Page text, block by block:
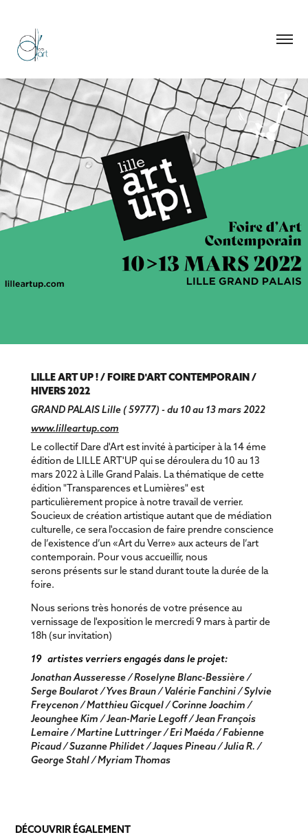
LILLE ART UP ! / FOIRE D'ART CONTEMPORAIN /
HIVERS 2022
GRAND PALAIS Lille ( 59777) - du 10 au 13 mars 2022
www.lilleartup.com
Le collectif Dare d'Art est invité à participer à la 14 éme
édition de LILLE ART'UP qui se déroulera du 10 au 13
mars 2022 à Lille Grand Palais. La thématique de cette
édition "Transparences et Lumières" est
particulièrement propice à notre travail de verrier.
Soucieux de création artistique autant que de médiation
culturelle, ce sera l'occasion de faire prendre conscience
de l’existence d’un «Art du Verre» aux acteurs de l’art
contemporain. Pour vous accueillir, nous
serons présents sur le stand durant toute la durée de la
foire.
Nous serions très honorés de votre présence au
vernissage de l'exposition le mercredi 9 mars à partir de
18h (sur invitation)
19 artistes verriers engagés dans le projet:
Jonathan Ausseresse / Roselyne Blanc-Bessière /
Serge Boularot / Yves Braun / Valérie Fanchini / Sylvie
Freycenon / Matthieu Gicquel / Corinne Joachim /
Jeounghee Kim / Jean-Marie Legoff / Jean François
Lemaire / Martine Luttringer / Eri Maéda / Fabienne
Picaud / Suzanne Philidet / Jaques Pineau / Julia R. /
George Stahl / Myriam Thomas
DÉCOUVRIR ÉGALEMENT